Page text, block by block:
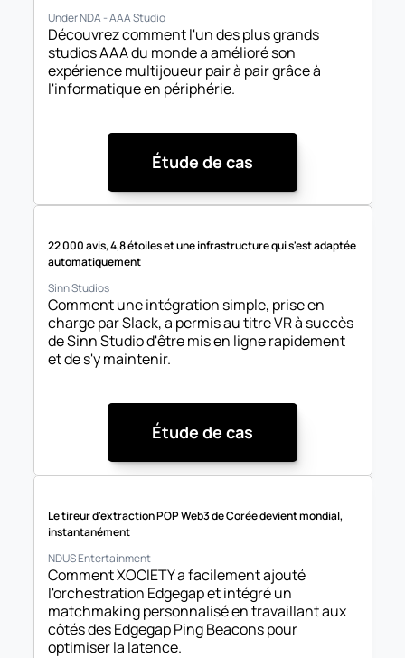
Under NDA - AAA Studio
Découvrez comment l'un des plus grands
studios AAA du monde a amélioré son
expérience multijoueur pair à pair grâce à
l'informatique en périphérie.
Étude de cas
22 000 avis, 4,8 étoiles et une infrastructure qui s'est adaptée
automatiquement
Sinn Studios
Comment une intégration simple, prise en
charge par Slack, a permis au titre VR à succès
de Sinn Studio d'être mis en ligne rapidement
et de s'y maintenir.
Étude de cas
Le tireur d'extraction POP Web3 de Corée devient mondial,
instantanément
NDUS Entertainment
Comment XOCIETY a facilement ajouté
l'orchestration Edgegap et intégré un
matchmaking personnalisé en travaillant aux
côtés des Edgegap Ping Beacons pour
optimiser la latence.